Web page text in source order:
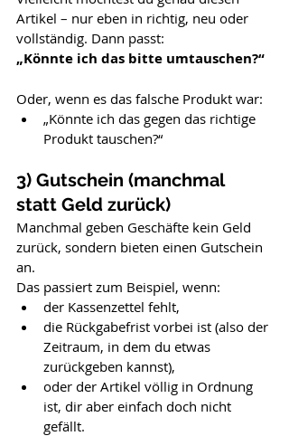
Artikel – nur eben in richtig, neu oder
vollständig. Dann passt:
„Könnte ich das bitte umtauschen?“
Oder, wenn es das falsche Produkt war:
„Könnte ich das gegen das richtige
Produkt tauschen?“
3) Gutschein (manchmal
statt Geld zurück)
Manchmal geben Geschäfte kein Geld
zurück, sondern bieten einen Gutschein
an.
Das passiert zum Beispiel, wenn:
der Kassenzettel fehlt,
die Rückgabefrist vorbei ist (also der
Zeitraum, in dem du etwas
zurückgeben kannst),
oder der Artikel völlig in Ordnung
ist, dir aber einfach doch nicht
gefällt.